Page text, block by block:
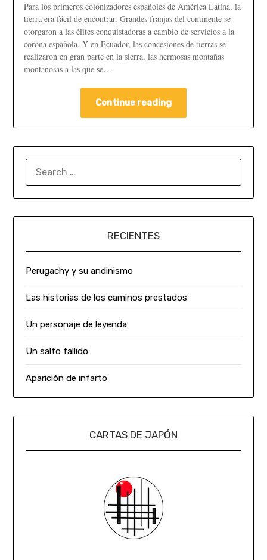
Para los primeros colonizadores españoles de América Latina, la
tierra era fácil de encontrar. Grandes franjas del continente se
otorgaron a las élites conquistadoras a cambio de servicios a la
corona española. Y en Ecuador, las concesiones de tierras se
realizaron en gran parte en la sierra, las hermosas montañas
montañosas a las que se…
Continue reading
RECIENTES
Perugachy y su andinismo
Las historias de los caminos prestados
Un personaje de leyenda
Un salto fallido
Aparición de infarto
CARTAS DE JAPÓN